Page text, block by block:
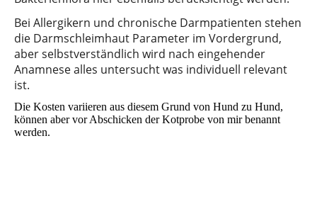
Bei Allergikern und chronische Darmpatienten stehen
die Darmschleimhaut Parameter im Vordergrund,
aber selbstverständlich wird nach eingehender
Anamnese alles untersucht was individuell relevant
ist.
Die Kosten variieren aus diesem Grund von Hund zu Hund,
können aber vor Abschicken der Kotprobe von mir benannt
werden.